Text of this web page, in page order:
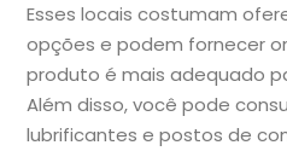
Esses locais costumam
opções e podem fornecer
produto é mais adequado
Além disso, você pode
lubrificantes e postos de